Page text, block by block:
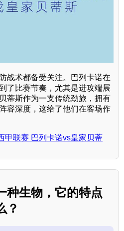
战术都备受关注。巴列卡诺在
了比赛节奏，尤其是进攻端展
蒂斯作为一支传统劲旅，拥有
容深度，这给了他们在客场作
甲联赛 巴列卡诺vs皇家贝蒂
种生物，它的特点
？